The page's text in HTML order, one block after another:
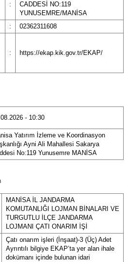
:
CADDESİ NO:119
YUNUSEMRE/MANİSA
:
02362311608
: https://ekap.kik.gov.tr/EKAP/
- 10:30
Yatırım İzleme ve Koordinasyon
Ayni Ali Mahallesi Sakarya
No:119 Yunusemre MANİSA
MANİSA İL JANDARMA
KOMUTANLIĞI LOJMAN BİNALARI VE
TURGUTLU İLÇE JANDARMA
LOJMANI ÇATI ONARIM İŞİ
Çatı onarım işleri (İnşaat)-3 (Üç) Adet
Ayrıntılı bilgiye EKAP’ta yer alan ihale
dokümanı içinde bulunan idari